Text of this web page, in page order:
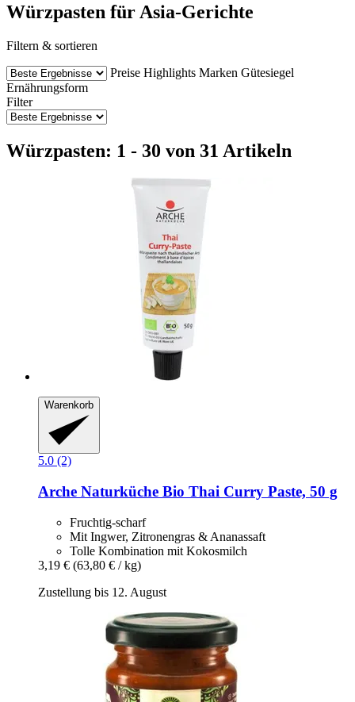
Würzpasten für Asia-Gerichte
Filtern & sortieren
Preise Highlights Marken Gütesiegel
Ernährungsform
Filter
Würzpasten: 1 - 30 von 31 Artikeln
Warenkorb
5.0 (2)
Arche Naturküche Bio Thai Curry Paste, 50 g
Fruchtig-scharf
Mit Ingwer, Zitronengras & Ananassaft
Tolle Kombination mit Kokosmilch
3,19 € (63,80 € / kg)
Zustellung bis 12. August